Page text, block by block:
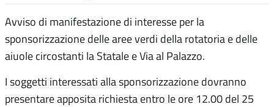
Avviso di manifestazione di interesse per la
sponsorizzazione delle aree verdi della rotatoria e delle
aiuole circostanti la Statale e Via al Palazzo.
I soggetti interessati alla sponsorizzazione dovranno
presentare apposita richiesta entro le ore 12.00 del 25